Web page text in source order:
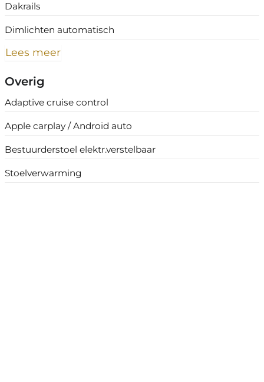
Dakrails
Dimlichten automatisch
Lees meer
Overig
Adaptive cruise control
Apple carplay / Android auto
Bestuurderstoel elektr.verstelbaar
Stoelverwarming